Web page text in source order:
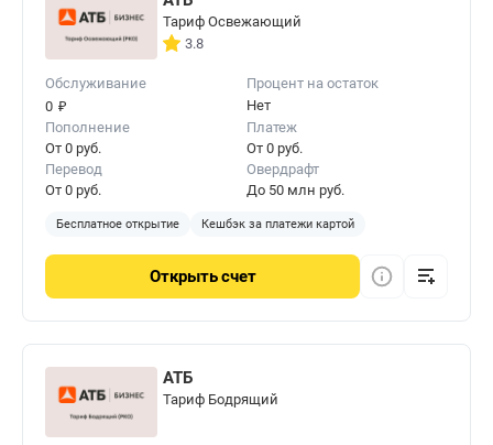
Тариф Освежающий
3.8
Обслуживание
0 ₽
Процент на остаток
Нет
Пополнение
От 0 руб.
Платеж
От 0 руб.
Перевод
От 0 руб.
Овердрафт
До 50 млн руб.
Бесплатное открытие Кешбэк за платежи картой
Открытьсчет
АТБ
Тариф Бодрящий